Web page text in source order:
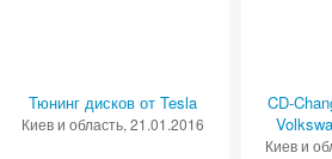
Тюнинг дисков от Tesla
Киев и область, 21.01.2016
CD-
Киев и